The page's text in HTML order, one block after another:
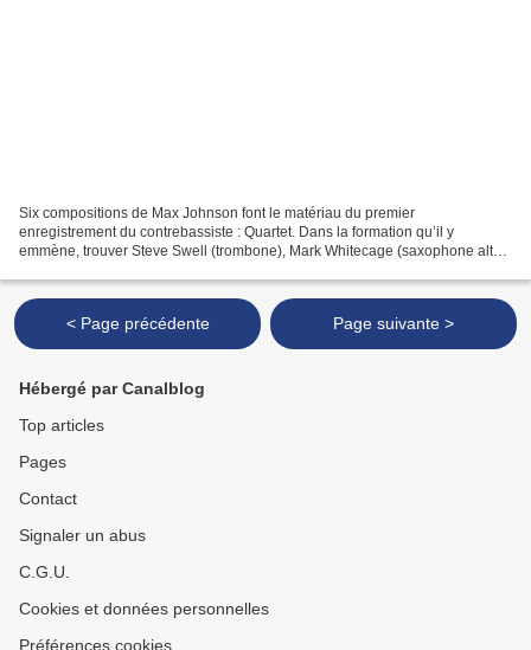
Six compositions de Max Johnson font le matériau du premier
enregistrement du contrebassiste : Quartet. Dans la formation qu’il y
emmène, trouver Steve Swell (trombone), Mark Whitecage (saxophone alto
< Page précédente Page suivante >
Hébergé par Canalblog
Top articles
Pages
Contact
Signaler un abus
C.G.U.
Cookies et données personnelles
Préférences cookies